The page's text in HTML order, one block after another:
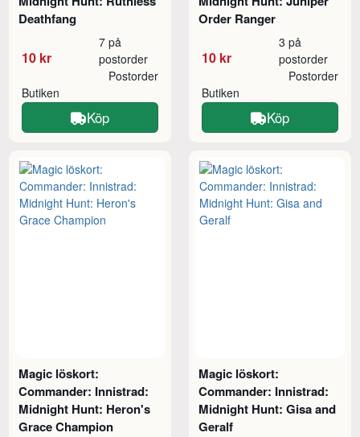
Deathfang
10 kr
7 på
postorder
Butiken
Postorder
Köp
Order Ranger
10 kr
3 på
postorder
Butiken
Postorder
Köp
Magic löskort:
Commander: Innistrad:
Midnight Hunt: Heron's
Grace Champion
Magic löskort:
Commander: Innistrad:
Midnight Hunt: Gisa and
Geralf